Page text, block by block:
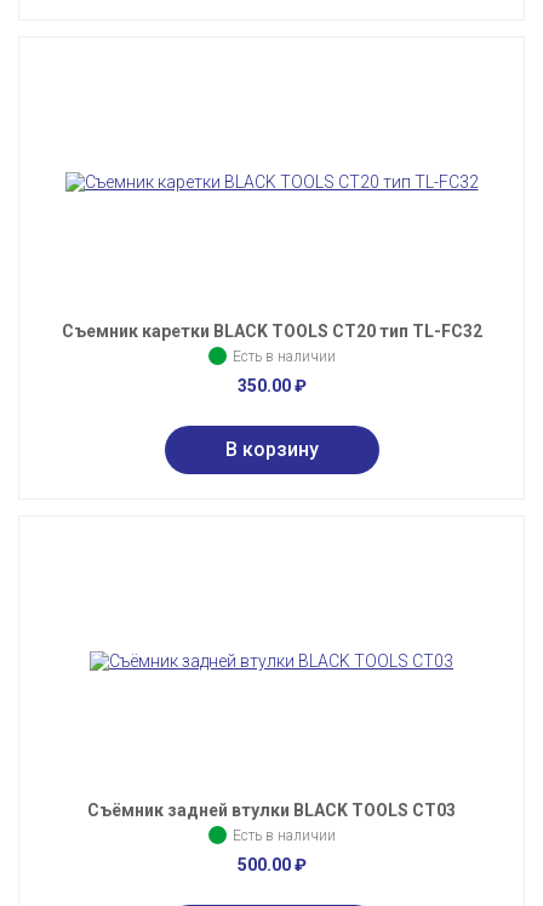
Съемник каретки BLACK TOOLS CT20 тип TL-FC32
Есть в наличии
350.00₽
Съёмник задней втулки BLACK TOOLS CT03
Есть в наличии
500.00₽